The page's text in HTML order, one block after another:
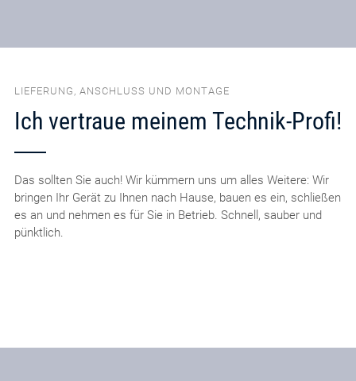
LIEFERUNG, ANSCHLUSS UND MONTAGE
Ich vertraue meinem Technik-Profi!
Das sollten Sie auch! Wir kümmern uns um alles Weitere: Wir
bringen Ihr Gerät zu Ihnen nach Hause, bauen es ein, schließen
es an und nehmen es für Sie in Betrieb. Schnell, sauber und
pünktlich.